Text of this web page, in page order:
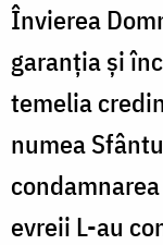
Învierea
garanția și
temelia
numea
evreii L-au